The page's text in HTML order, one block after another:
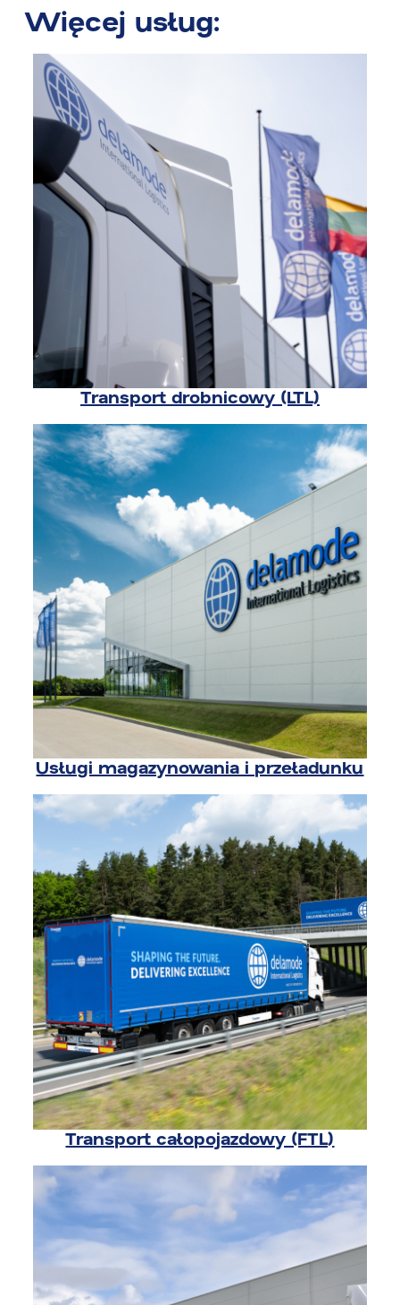
Więcej usług:
Transport drobnicowy (LTL)
Usługi magazynowania i przeładunku
Transport całopojazdowy (FTL)